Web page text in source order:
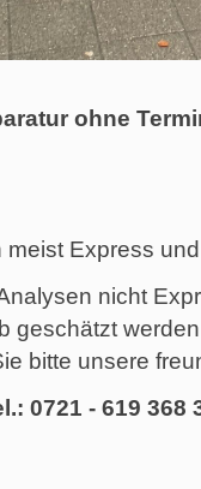
ohne
meist Express
nicht
geschätzt
bitte unsere
0721 - 619 368